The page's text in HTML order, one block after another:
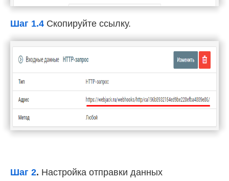
Шаг 1.4 Скопируйте ссылку.
Шаг 2. Настройка отправки данных